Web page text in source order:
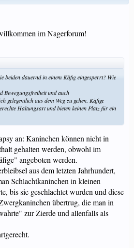
im Nagerforum!
beiden dauernd in einem Käfig eingesperrt? Wie
Bewegungsfreiheit und auch
gelegentlich aus dem Weg zu gehen. Käfige
Haltungsart und bieten keinen Platz für ein
an: Kaninchen können nicht in
gehalten werden, obwohl im
angeboten werden.
aus dem letzten Jahrhundert,
Schlachtkaninchen in kleinen
bis sie geschlachtet wurden und diese
übertrug, die man in
zur Zierde und allenfalls als